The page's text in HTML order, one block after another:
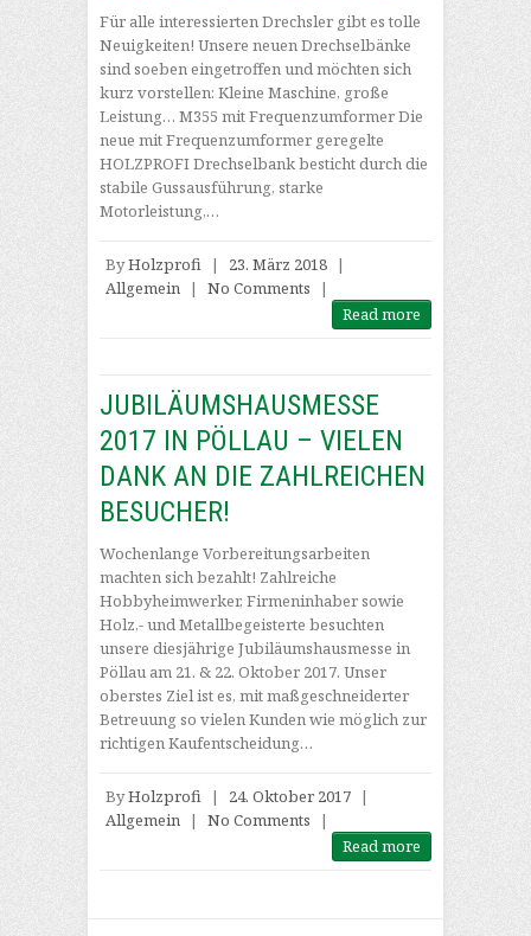
Für alle interessierten Drechsler gibt es tolle
Neuigkeiten! Unsere neuen Drechselbänke
sind soeben eingetroffen und möchten sich
kurz vorstellen: Kleine Maschine, große
Leistung… M355 mit Frequenzumformer Die
neue mit Frequenzumformer geregelte
HOLZPROFI Drechselbank besticht durch die
stabile Gussausführung, starke
Motorleistung,…
ByHolzprofi | 23. März 2018 |
Allgemein | No Comments
|
Read more
JUBILÄUMSHAUSMESSE
2017 IN PÖLLAU – VIELEN
DANK AN DIE ZAHLREICHEN
BESUCHER!
Wochenlange Vorbereitungsarbeiten
machten sich bezahlt! Zahlreiche
Hobbyheimwerker, Firmeninhaber sowie
Holz,- und Metallbegeisterte besuchten
unsere diesjährige Jubiläumshausmesse in
Pöllau am 21. & 22. Oktober 2017. Unser
oberstes Ziel ist es, mit maßgeschneiderter
Betreuung so vielen Kunden wie möglich zur
richtigen Kaufentscheidung…
ByHolzprofi | 24. Oktober 2017 |
Allgemein | No Comments
|
Read more